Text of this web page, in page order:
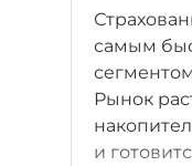
самым
Рынок
и